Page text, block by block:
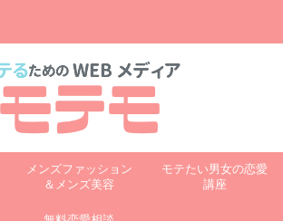
メンズファッション
＆メンズ美容
モテたい男女の恋愛
講座